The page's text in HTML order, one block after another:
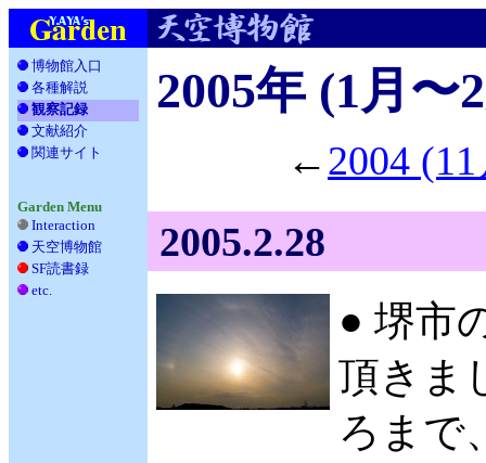
博物館入口
各種解説
観察記録
文献紹介
関連サイト
Garden Menu
Interaction
天空博物館
SF読書録
etc.
2005年 (1月〜
←2004
2005.2.28
● 堺市
頂きま
ろまで